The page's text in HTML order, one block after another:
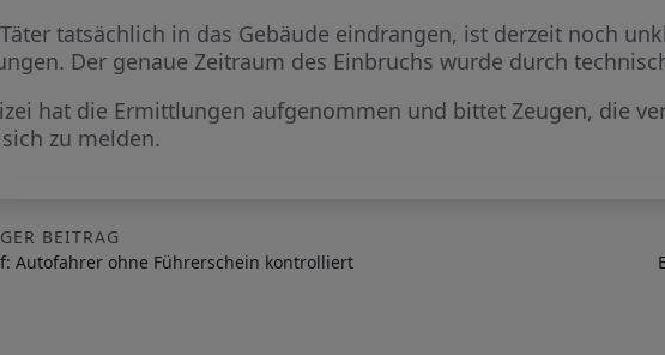
tatsächlich in das Gebäude eindrangen, ist derzeit noch
Der genaue Zeitraum des Einbruchs wurde durch
hat die Ermittlungen aufgenommen und bittet Zeugen, die
zu melden.
BEITRAG
Autofahrer ohne Führerschein kontrolliert